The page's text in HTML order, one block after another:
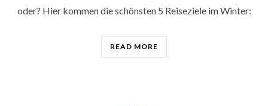
oder? Hier kommen die schönsten 5 Reiseziele im Winter:
READ MORE
REISEZIELE